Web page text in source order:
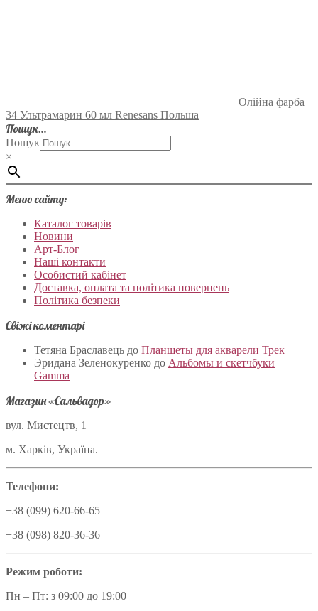
Олійна фарба
34 Ультрамарин 60 мл Renesans Польша
Пошук…
Пошук
×
Меню сайту:
Каталог товарів
Новини
Арт-Блог
Наші контакти
Особистий кабінет
Доставка, оплата та політика повернень
Політика безпеки
Свіжі коментарі
Тетяна Браславець до Планшеты для акварели Трек
Эридана Зеленокуренко до Альбомы и скетчбуки
Gamma
Магазин «Сальвадор»
вул. Мистецтв, 1
м. Харків, Україна.
Телефони:
+38 (099) 620-66-65
+38 (098) 820-36-36
Режим роботи:
Пн – Пт: з 09:00 до 19:00